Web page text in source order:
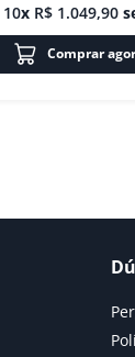
10x R$ 1.049,90
Comprar